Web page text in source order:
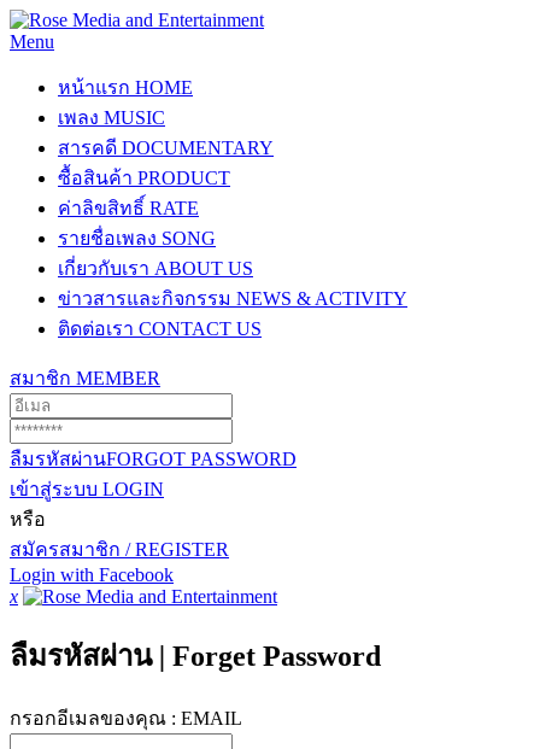
Menu
หน้าแรก HOME
เพลง MUSIC
สารคดี DOCUMENTARY
ซื้อสินค้า PRODUCT
ค่าลิขสิทธิ์ RATE
รายชื่อเพลง SONG
เกี่ยวกับเรา ABOUT US
ข่าวสารและกิจกรรม NEWS & ACTIVITY
ติดต่อเรา CONTACT US
สมาชิก MEMBER
ลืมรหัสผ่านFORGOT PASSWORD
เข้าสู่ระบบ LOGIN
หรือ
สมัครสมาชิก / REGISTER
Login with Facebook
x
ลืมรหัสผ่าน | Forget Password
กรอกอีเมลของคุณ : EMAIL